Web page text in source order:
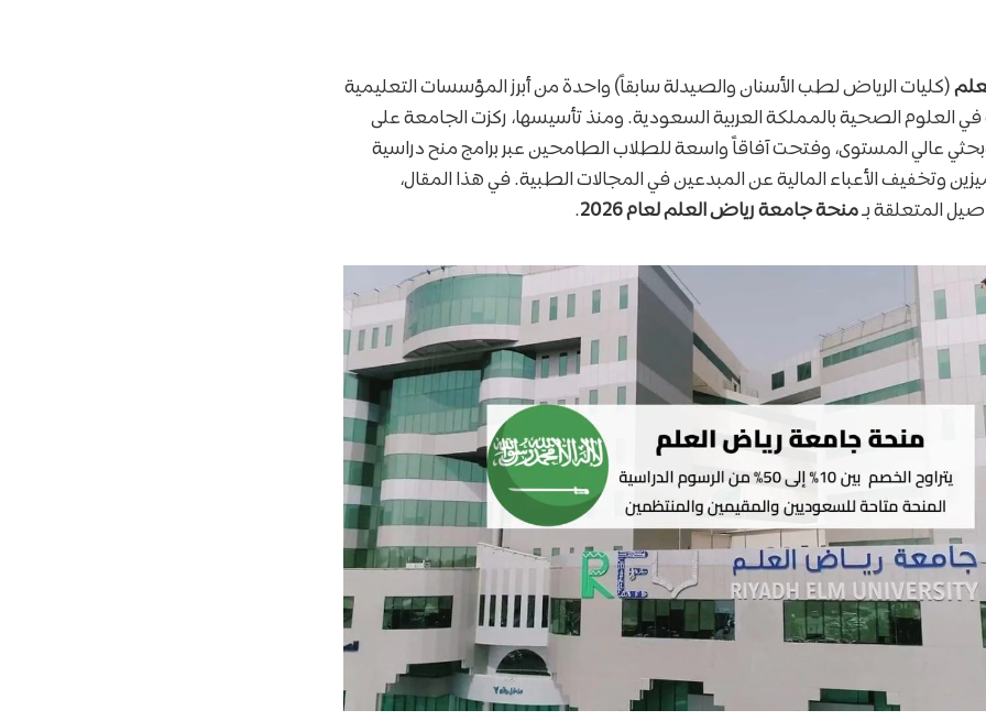
(كليات الرياض لطب الأسنان والصيدلة سابقاً) واحدة من أبرز المؤسسات التعليمية
العلوم الصحية بالمملكة العربية السعودية. ومنذ تأسيسها، ركزت الجامعة على
عالي المستوى، وفتحت آفاقاً واسعة للطلاب الطامحين عبر برامج منح دراسية
وتخفيف الأعباء المالية عن المبدعين في المجالات الطبية. في هذا المقال،
المتعلقة بـمنحة جامعة رياض العلم لعام 2026 .